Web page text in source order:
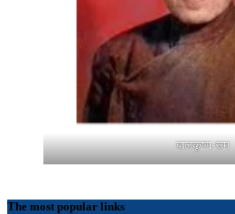
बालकृष्ण-सम
The most popular links